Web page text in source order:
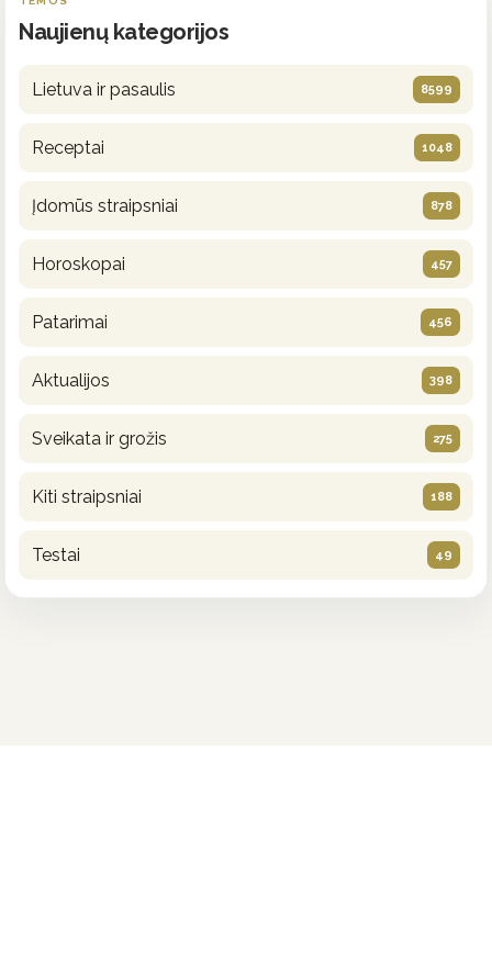
Naujienų kategorijos
Lietuva ir pasaulis 8599
Receptai 1048
Įdomūs straipsniai 878
Horoskopai 457
Patarimai 456
Aktualijos 398
Sveikata ir grožis 275
Kiti straipsniai 188
Testai 49